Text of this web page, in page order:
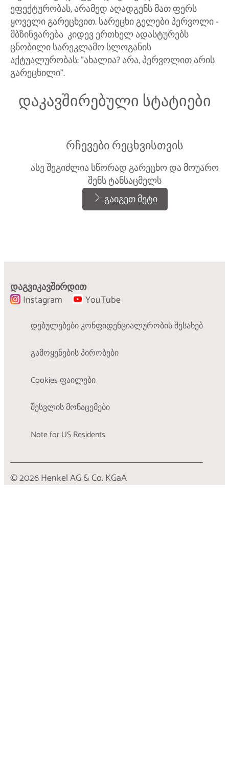
ეფექტურობას, არამედ აღადგენს მათ ფერს
ყოველი გარეცხვით. სარეცხი გელები პერვოლი -
მბზინვარება კიდევ ერთხელ ადასტურებს
ცნობილი სარეკლამო სლოგანის
აქტუალურობას: "ახალია? არა, პერვოლით არის
გარეცხილი".
დაკავშირებული სტატიები
რჩევები რეცხვისთვის
ასე შეგიძლია სწორად გარეცხო და მოუარო
შენს ტანსაცმელს
გაიგეთ მეტი
მოცემული სიმბოლოები
გაიგეთ მეტი
დაგვიკავშირდით
Instagram
YouTube
დებულებები კონფიდენციალურობის შესახებ
გამოყენების პირობები
Cookies ფაილები
შესვლის მონაცემები
Note for US Residents
© 2026 Henkel AG & Co. KGaA